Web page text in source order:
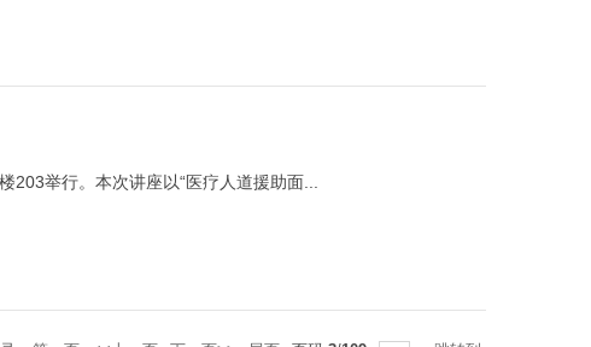
举行。本次讲座以“医疗人道援助面...